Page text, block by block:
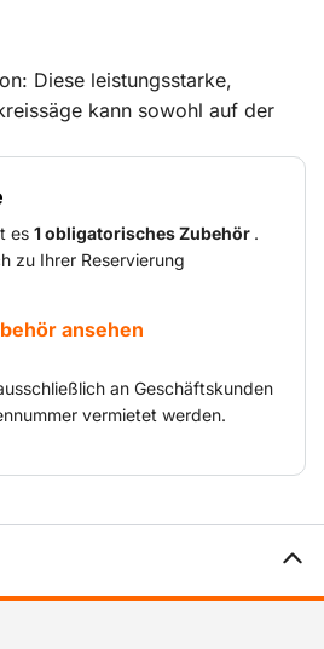
Diese leistungsstarke,
kann sowohl auf der
als auch separat verwendet
zum Zusägen von
oder Triplex. Mit einem
sie sich auch für Trespa. Die
18 V/8,0 Ah-Akku, der
Bosch-Geräte
es 1 obligatorisches Zubehör .
zu Ihrer Reservierung
ansehen
an Geschäftskunden
vermietet werden.